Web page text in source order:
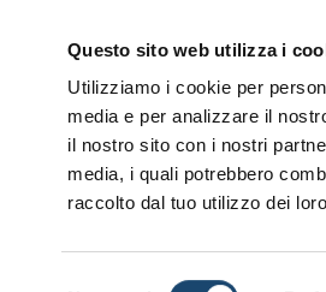
Questo sito web utilizza i
Utilizziamo i cookie per
media e per analizzare il
il nostro sito con i nostri
media, i quali potrebbero
raccolto dal tuo utilizzo dei
Navigazione